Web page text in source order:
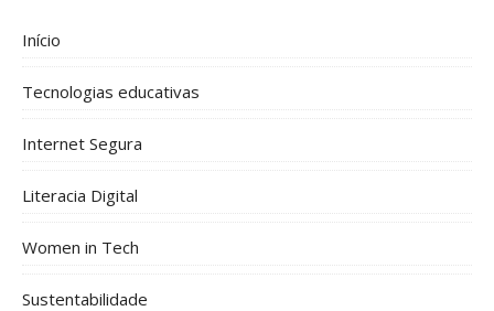
Início
Tecnologias educativas
Internet Segura
Literacia Digital
Women in Tech
Sustentabilidade